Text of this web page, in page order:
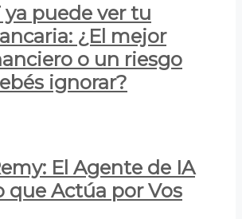
ya puede ver tu
¿El mejor
o un riesgo
ignorar?
El Agente de IA
que Actúa por Vos